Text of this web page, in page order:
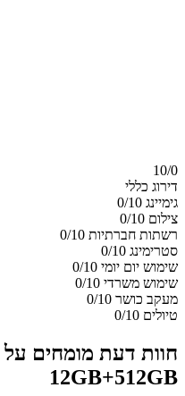
10/0
דירוג כללי
גימיינג 0/10
צילום 0/10
רשתות חברתיות 0/10
סטרימינג 0/10
שימוש יום יומי 0/10
שימוש משרדי 0/10
מעקב כושר 0/10
טיולים 0/10
12GB+512GB